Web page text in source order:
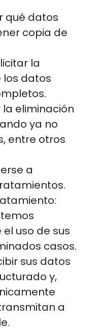
qué datos
copia de
la
los datos
la eliminación
ya no
entre otros
a
uso de sus
casos.
sus datos
y,
a